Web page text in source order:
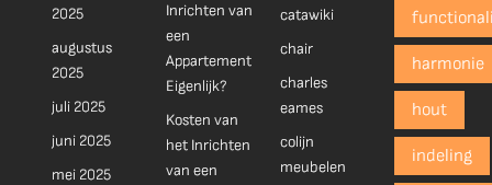
2025
augustus
2025
juli 2025
juni 2025
mei 2025
Inrichten van
een
Appartement
Eigenlijk?
Kosten van
het Inrichten
van een
catawiki
chair
charles
eames
colijn
meubelen
harmonie
hout
indeling